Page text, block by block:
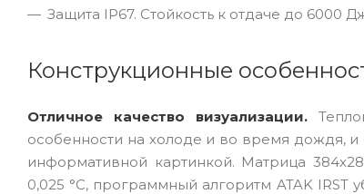
Защита IP67. Стойкость к отдаче до 6000
Конструкционные
Отличное качество визуализации.
особенности на холоде и во время дождя, и
информативной картинкой. Матрица
0,025 °C, программный алгоритм ATAK